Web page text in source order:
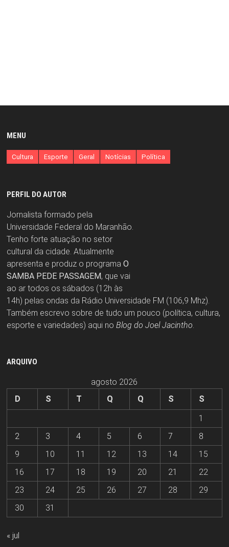
MENU
Cultura Esporte Geral Notícias Política
PERFIL DO AUTOR
Jornalista formado pela
Universidade Federal do Maranhão.
Tenho forte atuação no setor
cultural da cidade. Atualmente
apresenta e produz o programa O
SAMBA PEDE PASSAGEM, que vai
ao ar todos os sábados (12h às
14h) pelas ondas da Rádio Universidade FM (106,9 Mhz).
Também escrevo sobre de tudo um pouco (política, cultura,
esporte e variedades) aqui no Blog do Joel Jacintho.
ARQUIVO
agosto 2026
D
S T Q Q S
S
1
2
3 4 5 6 7
8
9
10 11 12 13 14
15
16
17 18 19 20 21
22
23
24 25 26 27 28
29
30
31
« jul